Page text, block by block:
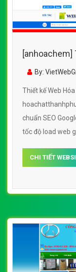
[anhoachem]
By:
Thiết kế Web
chuẩn SEO
tốc độ load web
kiếm.
CHI TIẾT